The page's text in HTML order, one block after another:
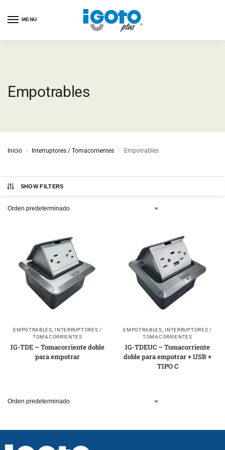
MENU
Empotrables
Inicio / Interruptores / Tomacorrientes / Empotrables
SHOW FILTERS
EMPOTRABLES
INTERRUPTORES /
TOMACORRIENTES
IG-TDE – Tomacorriente doble
para empotrar
EMPOTRABLES
INTERRUPTORES /
TOMACORRIENTES
IG-TDEUC – Tomacorriente
doble para empotrar + USB +
TIPO C